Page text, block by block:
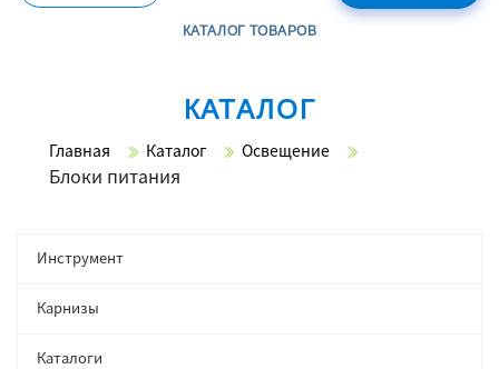
КАТАЛОГ ТОВАРОВ
КАТАЛОГ
Главная Каталог Освещение
Блоки питания
Инструмент
Карнизы
Каталоги